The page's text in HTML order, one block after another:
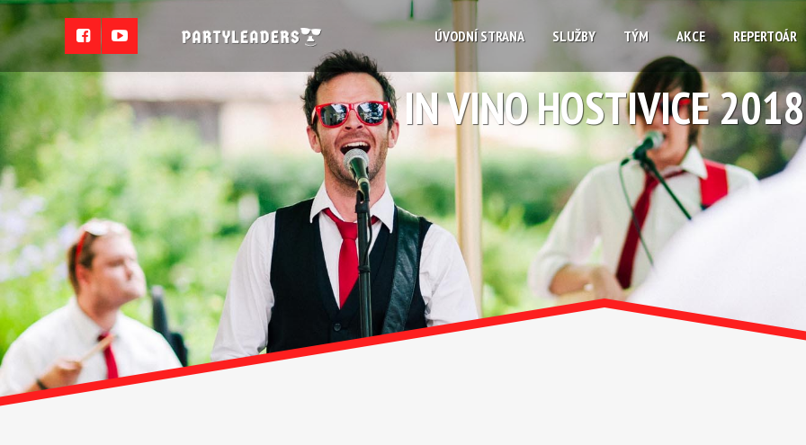
ÚVODNÍ STRANA SLUŽBY TÝM AKCE REPERTOÁR
IN VINO HOSTIVICE 2018